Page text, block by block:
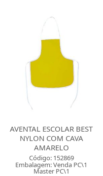
AVENTAL ESCOLAR BEST
NYLON COM CAVA
AMARELO
Código: 152869
Embalagem: Venda PC\1
Master PC\1